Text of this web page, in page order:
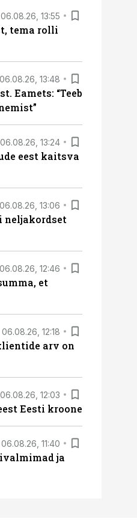
06.08.26, 13:55
tema rolli
06.08.26, 13:48
Eamets: “Teeb
06.08.26, 13:24
eest kaitsva
06.08.26, 13:06
neljakordset
06.08.26, 12:46
et
06.08.26, 12:18
arv on
06.08.26, 12:03
Eesti kroone
06.08.26, 11:40
ja